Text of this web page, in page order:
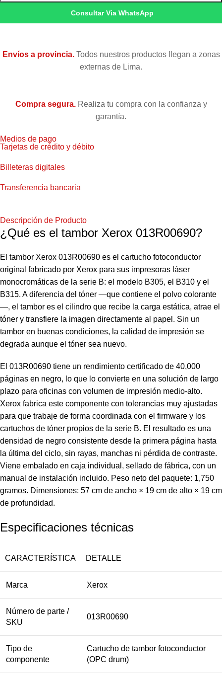
Consultar Via WhatsApp
Envíos a provincia.Todos nuestros productos llegan a zonas
externas de Lima.
Compra segura.Realiza tu compra con la confianza y
garantía.
Medios de pago
Tarjetas de crédito y débito
Billeteras digitales
Transferencia bancaria
Descripción de Producto
¿Qué es el tambor Xerox 013R00690?
El tambor Xerox 013R00690 es el cartucho fotoconductor
original fabricado por Xerox para sus impresoras láser
monocromáticas de la serie B: el modelo B305, el B310 y el
B315. A diferencia del tóner —que contiene el polvo colorante
—, el tambor es el cilindro que recibe la carga estática, atrae el
tóner y transfiere la imagen directamente al papel. Sin un
tambor en buenas condiciones, la calidad de impresión se
degrada aunque el tóner sea nuevo.
El 013R00690 tiene un rendimiento certificado de 40,000
páginas en negro, lo que lo convierte en una solución de largo
plazo para oficinas con volumen de impresión medio-alto.
Xerox fabrica este componente con tolerancias muy ajustadas
para que trabaje de forma coordinada con el firmware y los
cartuchos de tóner propios de la serie B. El resultado es una
densidad de negro consistente desde la primera página hasta
la última del ciclo, sin rayas, manchas ni pérdida de contraste.
Viene embalado en caja individual, sellado de fábrica, con un
manual de instalación incluido. Peso neto del paquete: 1,750
gramos. Dimensiones: 57 cm de ancho × 19 cm de alto × 19 cm
de profundidad.
Especificaciones técnicas
CARACTERÍSTICA DETALLE
Marca Xerox
Número de parte /
SKU
013R00690
Tipo de
componente
Cartucho de tambor fotoconductor
(OPC drum)